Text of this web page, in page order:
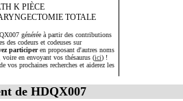
K PIÈCE
TOTALE
générée à partir des contributions
des codeurs et codeuses sur
participeren proposant d'autres noms
voire en envoyant vos thésaurus (ici) !
vos prochaines recherches et aiderez les
de HDQX007